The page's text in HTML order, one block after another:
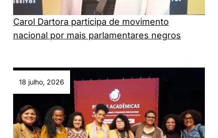
Carol Dartora participa de movimento
nacional por mais parlamentares negros
18 julho, 2026